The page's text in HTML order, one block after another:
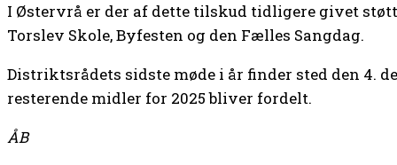
I Østervrå er der af dette tilskud tidligere givet
Torslev Skole, Byfesten og den Fælles Sangdag.
Distriktsrådets sidste møde i år finder sted den 4.
resterende midler for 2025 bliver fordelt.
ÅB